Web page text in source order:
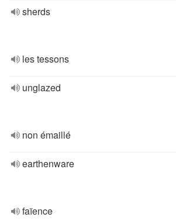
sherds
les tessons
unglazed
non émaillé
earthenware
faïence